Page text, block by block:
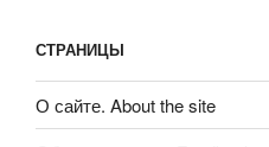
СТРАНИЦЫ
О сайте. About the site